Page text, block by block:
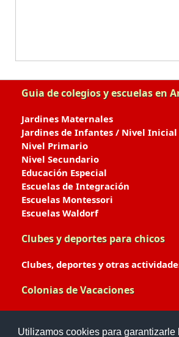
Utilizamos cookies para
Guia de colegios y escuelas en
Jardines Maternales
Jardines de Infantes / Nivel Inicial
Nivel Primario
Nivel Secundario
Educación Especial
Escuelas de Integración
Escuelas Montessori
Escuelas Waldorf
Clubes y deportes para chicos
Clubes, deportes y otras
Colonias de Vacaciones